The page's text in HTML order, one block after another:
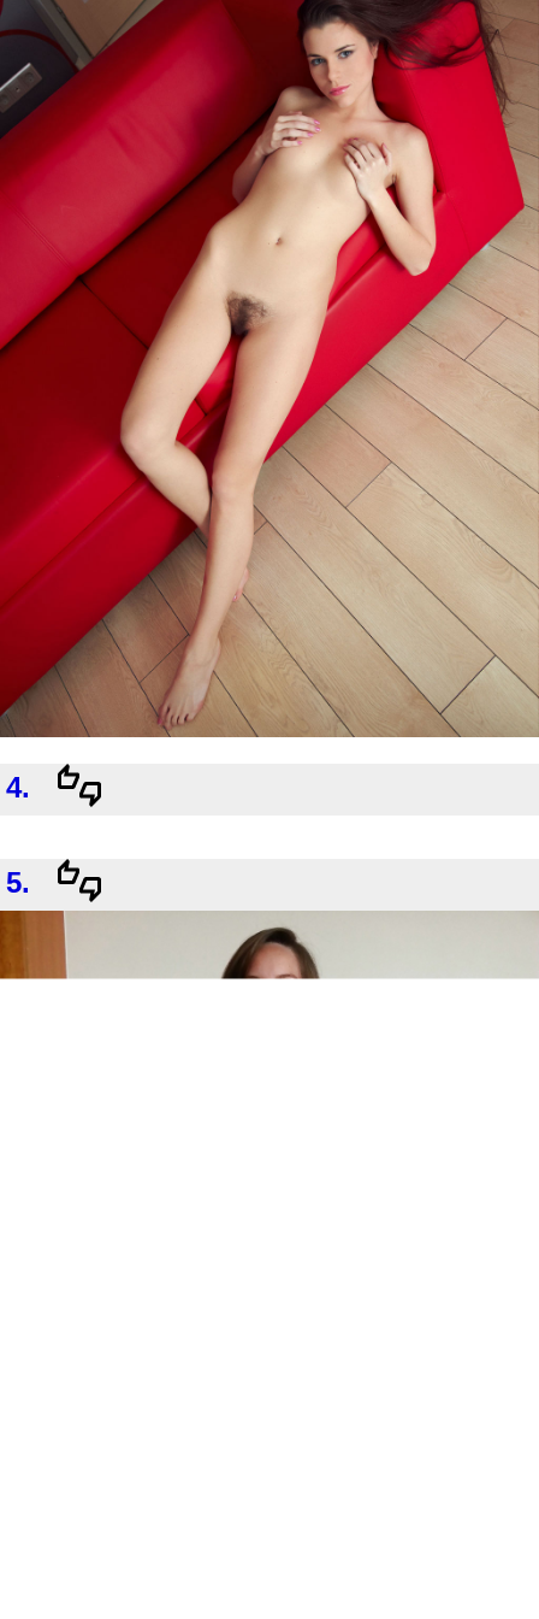
4.
5.